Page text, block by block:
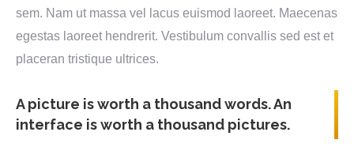
sem. Nam ut massa vel lacus euismod laoreet. Maecenas
egestas laoreet hendrerit. Vestibulum convallis sed est et
placeran tristique ultrices.
A picture is worth a thousand words. An
interface is worth a thousand pictures.